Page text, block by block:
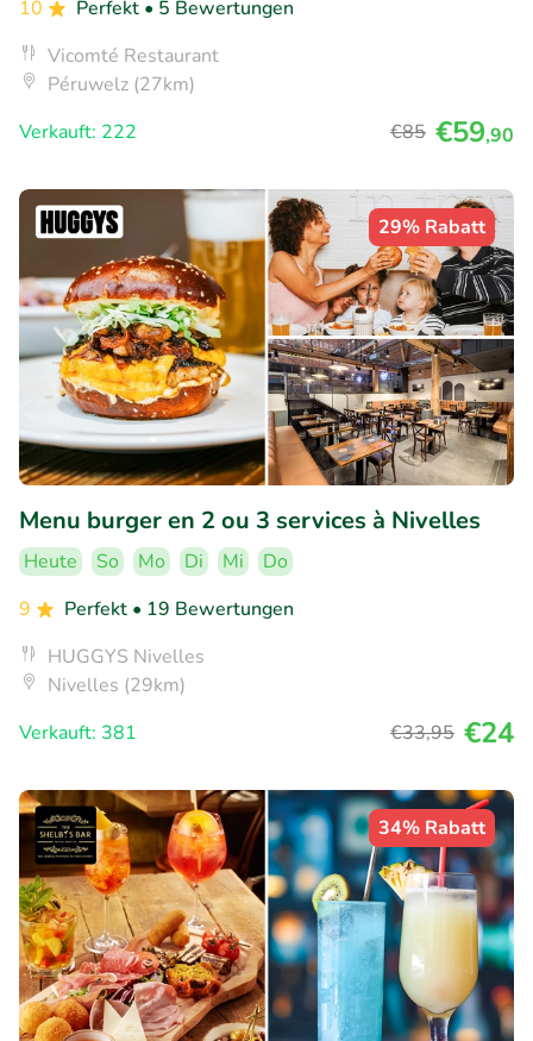
10 Perfekt • 5 Bewertungen
Vicomté Restaurant
Péruwelz (27km)
Verkauft: 222
€85 €59,90
29% Rabatt
Menu burger en 2 ou 3 services à Nivelles
Heute So Mo Di Mi
Do
9
Perfekt • 19 Bewertungen
HUGGYS Nivelles
Nivelles (29km)
Verkauft: 381
€33,95 €24
34% Rabatt